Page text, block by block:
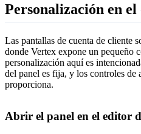
Personalización en
Las pantallas de cuenta de cliente
donde Vertex expone un pequeño
personalización aquí es
del panel es fija, y los controles de
proporciona.
Abrir el panel en el editor